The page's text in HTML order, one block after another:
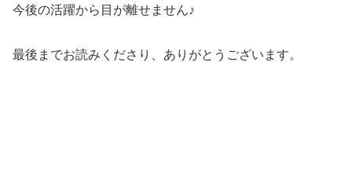
今後の活躍から目が離せません♪
最後までお読みくださり、ありがとうございます。